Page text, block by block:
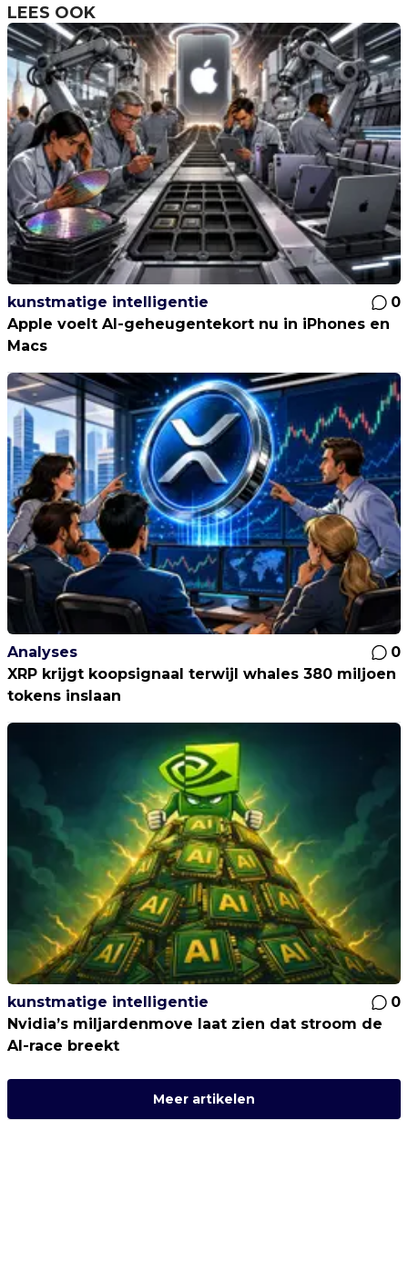
LEES OOK
kunstmatige intelligentie
0
Apple voelt AI-geheugentekort nu in iPhones en
Macs
Analyses
0
XRP krijgt koopsignaal terwijl whales 380 miljoen
tokens inslaan
kunstmatige intelligentie
0
Nvidia’s miljardenmove laat zien dat stroom de
AI-race breekt
Meer artikelen